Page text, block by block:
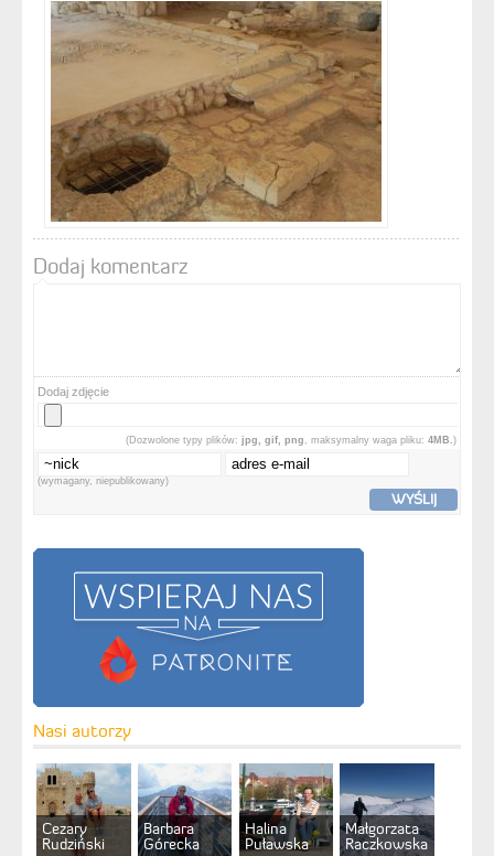
Dodaj komentarz
Dodaj zdjęcie
(Dozwolone typy plików: jpg, gif, png , maksymalny waga pliku: 4MB. )
(wymagany, niepublikowany)
WYŚLIJ
Nasi autorzy
Cezary
Rudziński
Barbara
Górecka
Halina
Puławska
Małgorzata
Raczkowska